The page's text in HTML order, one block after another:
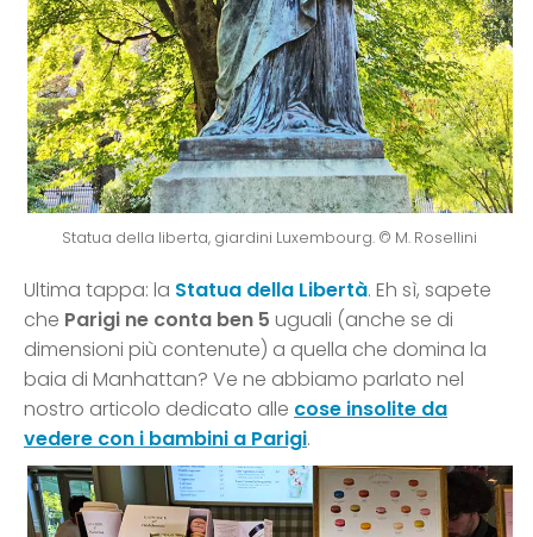
Statua della liberta, giardini Luxembourg. © M. Rosellini
Ultima tappa: la Statua della Libertà. Eh sì, sapete
che Parigi ne conta ben 5 uguali (anche se di
dimensioni più contenute) a quella che domina la
baia di Manhattan? Ve ne abbiamo parlato nel
nostro articolo dedicato alle cose insolite da
vedere con i bambini a Parigi.